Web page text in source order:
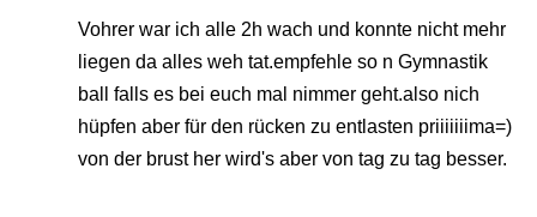
Vohrer war ich alle 2h wach und konnte nicht mehr
liegen da alles weh tat.empfehle so n Gymnastik
ball falls es bei euch mal nimmer geht.also nich
hüpfen aber für den rücken zu entlasten priiiiiiima=)
von der brust her wird's aber von tag zu tag besser.